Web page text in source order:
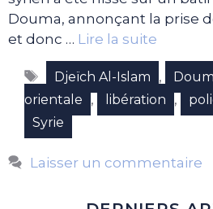
Douma, annonçant la prise
et donc … Lire la suite
Étiquettes
Djeïch Al-Islam ,
orientale
, libération ,
Syrie
Laisser un commentaire